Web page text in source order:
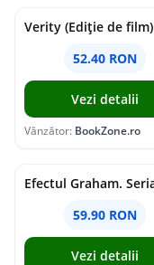
Verity (Ediție de film)
52.40 RON
Vezi detalii
Vânzător: BookZone.ro
59.90 RON
Vezi detalii